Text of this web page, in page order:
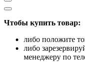
Чтобы купить товар:
либо положите
либо
менеджеру по